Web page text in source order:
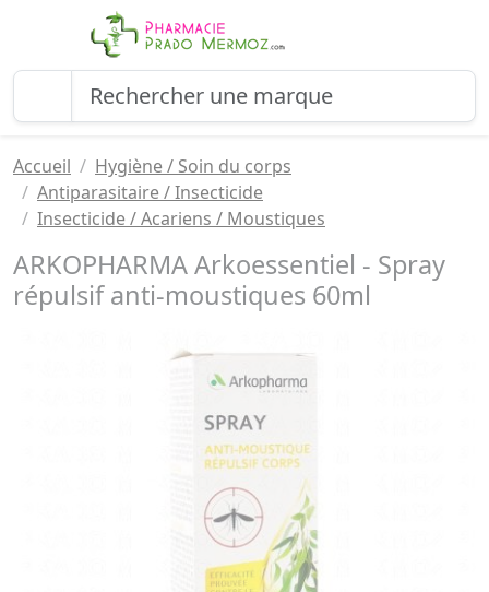
Accueil
Hygiène / Soin du corps
Antiparasitaire / Insecticide
Insecticide / Acariens / Moustiques
ARKOPHARMA Arkoessentiel - Spray
répulsif anti-moustiques 60ml